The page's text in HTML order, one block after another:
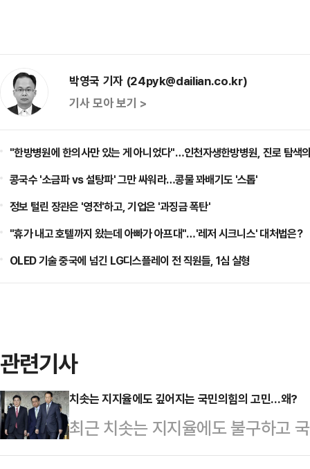
박영국 기자 (24pyk@dailian.co.kr)
기사 모아 보기 >
"한방병원에 한의사만 있는 게 아니었다"…인천자생한방병원, 진로 탐색
콩국수 '소금파 vs 설탕파' 그만 싸워라…콩물 꽈배기도 '스톱'
정보 털린 장관은 '영전'하고, 기업은 '과징금 폭탄'
"휴가 내고 호텔까지 왔는데 아빠가 아프대"…'레저 시크니스' 대처법은?
OLED 기술 중국에 넘긴 LG디스플레이 전 직원들, 1심 실형
관련기사
치솟는 지지율에도 깊어지는 국민의힘의 고민…왜?
최근 치솟는 지지율에도 불구하고
가 감지되고 있다. 결집한 지지세력